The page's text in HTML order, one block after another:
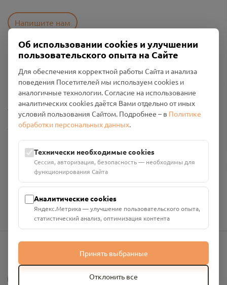
Напишите нам
Политика конфиденциальности
Промо-материалы
Настройки cookies
Общество с ограниченной ответственностью «Смоленский
Проект Помним»
ИНН: 6700029207 ОГРН: 1256700001986
Юридический адрес: 216790, Смоленская область, р-н
Руднянский, г. Рудня, улица Западная, д. 26А, пом. 18
Номер счёта: 40702810901130004287 в АО "АЛЬФА-БАНК"
info@pomnim.online
Об использовании cookies и улучшении
пользовательского опыта на Сайте
Для обеспечения корректной работы Сайта и анализа
поведения Посетителей мы используем cookies и
аналогичные технологии. Согласие на использование
аналитических cookies даётся Вами отдельно от иных
условий пользования Сайтом. Подробнее – в Политике
обработки персональных данных.
Технически необходимые cookies
Сессия, авторизация, безопасность — необходимы для
функционирования Сайта
Аналитические cookies
Яндекс.Метрика — улучшение пользовательского опыта,
статистический анализ, оптимизация контента
Принять выбранные
Отклонить все